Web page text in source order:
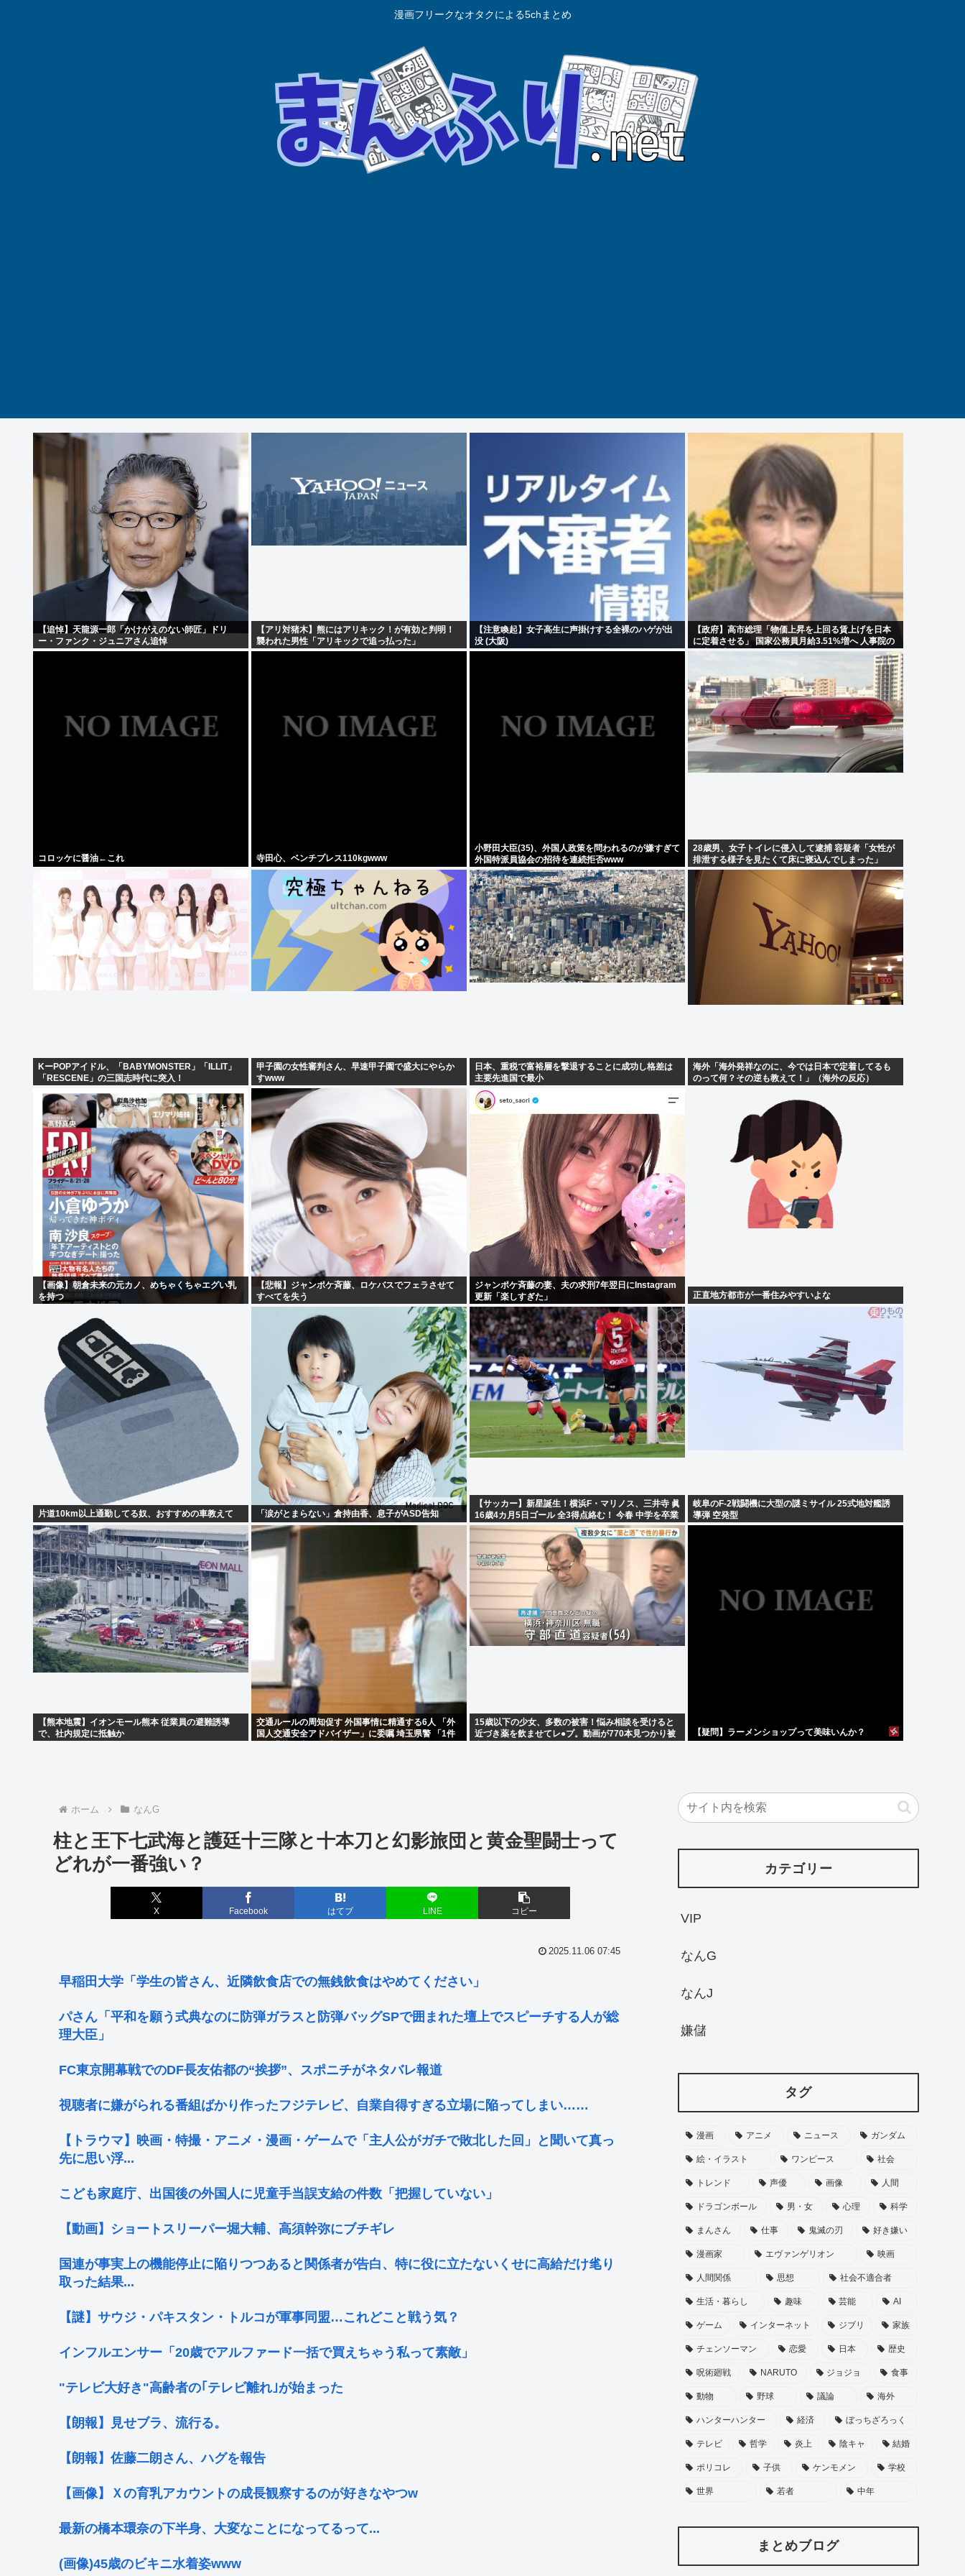
漫画フリークなオタクによる5chまとめ
【追悼】天龍源一郎「かけがえのない師匠」ドリ
ー・ファンク・ジュニアさん追悼
【アリ対猪木】熊にはアリキック！が有効と判明！
襲われた男性「アリキックで追っ払った」
【注意喚起】女子高生に声掛けする全裸のハゲが出
没 (大阪)
【政府】高市総理「物価上昇を上回る賃上げを日本
に定着させる」 国家公務員月給3.51%増へ 人事院の
勧告を受け
コロッケに醤油←これ 寺田心、ベンチプレス110kgwww
小野田大臣(35)、外国人政策を問われるのが嫌すぎて
外国特派員協会の招待を連続拒否www
28歳男、女子トイレに侵入して逮捕 容疑者「女性が
排泄する様子を見たくて床に寝込んでしまった」
KーPOPアイドル、「BABYMONSTER」「ILLIT」
「RESCENE」の三国志時代に突入！
甲子園の女性審判さん、早速甲子園で盛大にやらか
すwww
日本、重税で富裕層を撃退することに成功し格差は
主要先進国で最小
海外「海外発祥なのに、今では日本で定着してるも
のって何？その逆も教えて！」（海外の反応）
【画像】朝倉未来の元カノ、めちゃくちゃエグい乳
を持つ
【悲報】ジャンポケ斉藤、ロケバスでフェラさせて
すべてを失う
ジャンポケ斉藤の妻、夫の求刑7年翌日にInstagram
更新「楽しすぎた」
正直地方都市が一番住みやすいよな
片道10km以上通勤してる奴、おすすめの車教えて 「涙がとまらない」倉持由香、息子がASD告知
【サッカー】新星誕生！横浜F・マリノス、三井寺 眞
16歳4カ月5日ゴール 全3得点絡む！ 今春 中学を卒業
したばかり
岐阜のF-2戦闘機に大型の謎ミサイル 25式地対艦誘
導弾 空発型
【熊本地震】イオンモール熊本 従業員の避難誘導
で、社内規定に抵触か
交通ルールの周知促す 外国事情に精通する6人 「外
国人交通安全アドバイザー」に委嘱 埼玉県警 「1件
15歳以下の少女、多数の被害！悩み相談を受けると
近づき薬を飲ませてレ●プ。動画が770本見つかり被
【疑問】ラーメンショップって美味いんか？
ホーム なんG
柱と王下七武海と護廷十三隊と十本刀と幻影旅団と黄金聖闘士って
どれが一番強い？
X Facebook はてブ LINE コピー
2025.11.06 07:45
早稲田大学「学生の皆さん、近隣飲食店での無銭飲食はやめてください」
パさん「平和を願う式典なのに防弾ガラスと防弾バッグSPで囲まれた壇上でスピーチする人が総
理大臣」
FC東京開幕戦でのDF長友佑都の“挨拶”、スポニチがネタバレ報道
視聴者に嫌がられる番組ばかり作ったフジテレビ、自業自得すぎる立場に陥ってしまい……
【トラウマ】映画・特撮・アニメ・漫画・ゲームで「主人公がガチで敗北した回」と聞いて真っ
先に思い浮...
こども家庭庁、出国後の外国人に児童手当誤支給の件数「把握していない」
【動画】ショートスリーパー堀大輔、高須幹弥にブチギレ
国連が事実上の機能停止に陥りつつあると関係者が告白、特に役に立たないくせに高給だけ毟り
取った結果...
【謎】サウジ・パキスタン・トルコが軍事同盟…これどこと戦う気？
インフルエンサー「20歳でアルファード一括で買えちゃう私って素敵」
"テレビ大好き"高齢者の｢テレビ離れ｣が始まった
【朗報】見せブラ、流行る。
【朗報】佐藤二朗さん、ハグを報告
【画像】Ｘの育乳アカウントの成長観察するのが好きなやつw
最新の橋本環奈の下半身、大変なことになってるって...
(画像)45歳のビキニ水着姿www
カテゴリー
VIP
なんG
なんJ
嫌儲
タグ
漫画 アニメ ニュース ガンダム
絵・イラスト ワンピース 社会
トレンド 声優 画像 人間
ドラゴンボール 男・女 心理 科学
まんさん 仕事 鬼滅の刃 好き嫌い
漫画家 エヴァンゲリオン 映画
人間関係 思想 社会不適合者
生活・暮らし 趣味 芸能 AI
ゲーム インターネット ジブリ 家族
チェンソーマン 恋愛 日本 歴史
呪術廻戦 NARUTO ジョジョ 食事
動物 野球 議論 海外
ハンターハンター 経済 ぼっちざろっく
テレビ 哲学 炎上 陰キャ 結婚
ポリコレ 子供 ケンモメン 学校
世界 若者 中年
まとめブログ